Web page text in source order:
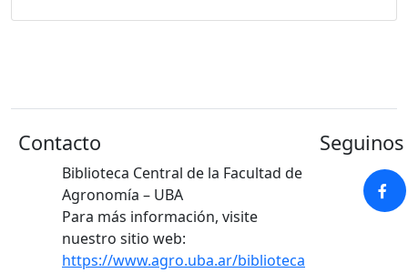
Contacto
Biblioteca Central de la Facultad de
Agronomía – UBA
Para más información, visite
nuestro sitio web:
https://www.agro.uba.ar/biblioteca